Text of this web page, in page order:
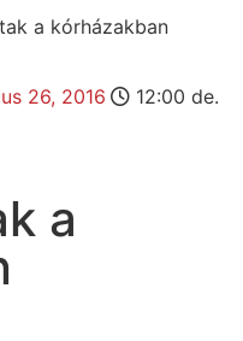
a kórházakban
26, 2016 12:00 de.
a